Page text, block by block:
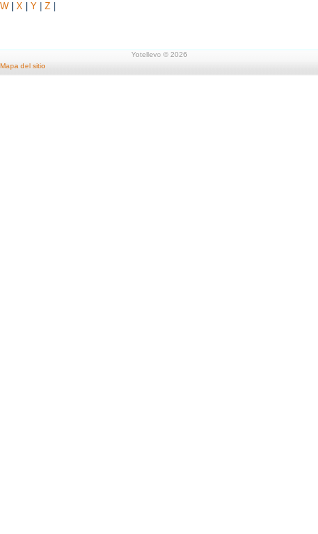
W
X Y Z
Yotellevo © 2026
Mapa del sitio